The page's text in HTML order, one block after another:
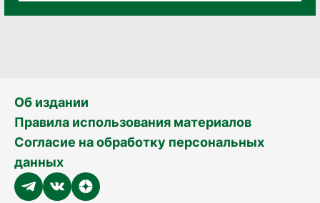
Об издании
Правила использования материалов
Согласие на обработку персональных
данных